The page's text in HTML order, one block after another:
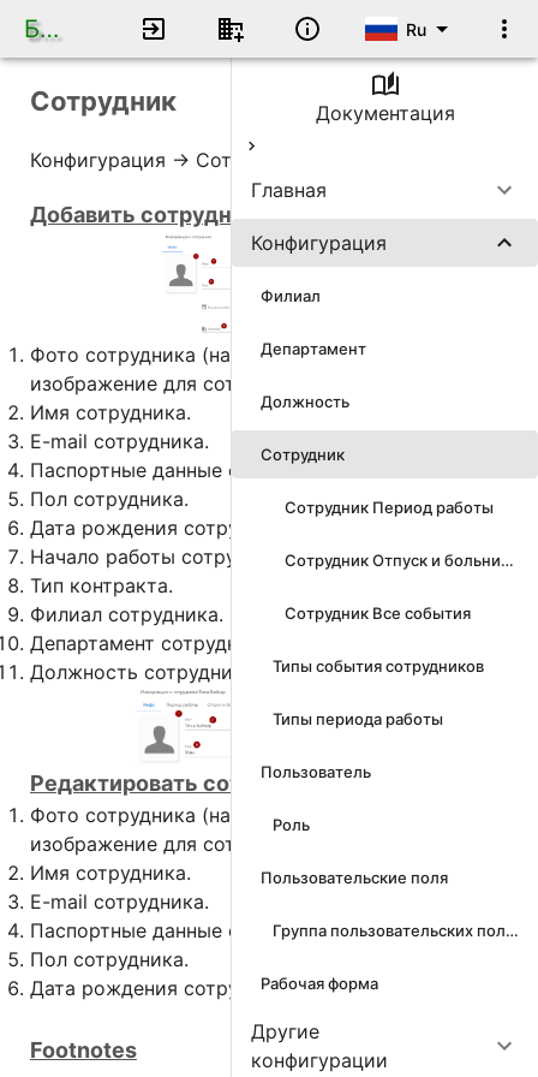
База данных по кадрам Ru
Документация
Главная
Конфигурация
Филиал
Департамент
Должность
Сотрудник
Сотрудник Период работы
Сотрудник Отпуск и больничные
Сотрудник Все события
Типы события сотрудников
Типы периода работы
Пользователь
Роль
Пользовательские поля
Группа пользовательских полей
Рабочая форма
Другие
конфигурации
Сотрудник
Конфигурация -> Сотрудник->
Добавить сотрудника
Фото сотрудника (нажмите и выберите
изображение для сотрудника).
Имя сотрудника.
E-mail сотрудника.
Паспортные данные сотрудника.
Пол сотрудника.
Дата рождения сотрудника.
Начало работы сотрудника в компании.
Тип контракта.
Филиал сотрудника.
Департамент сотрудника.
Должность сотрудника.
Редактировать сотрудника1
Фото сотрудника (нажмите и выберите
изображение для сотрудника).
Имя сотрудника.
E-mail сотрудника.
Паспортные данные сотрудника.
Пол сотрудника.
Дата рождения сотрудника.
Footnotes